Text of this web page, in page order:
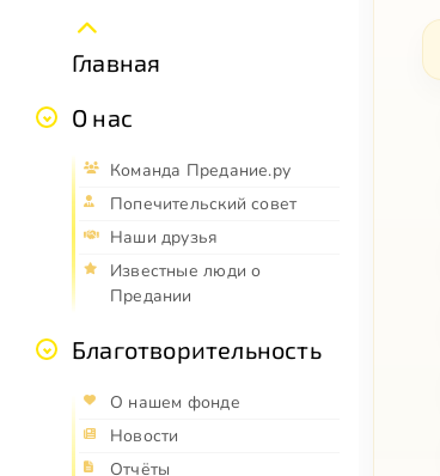
Главная
О нас
Команда Предание.ру
Попечительский совет
Наши друзья
Известные люди о
Предании
Благотворительность
О нашем фонде
Новости
Отчёты